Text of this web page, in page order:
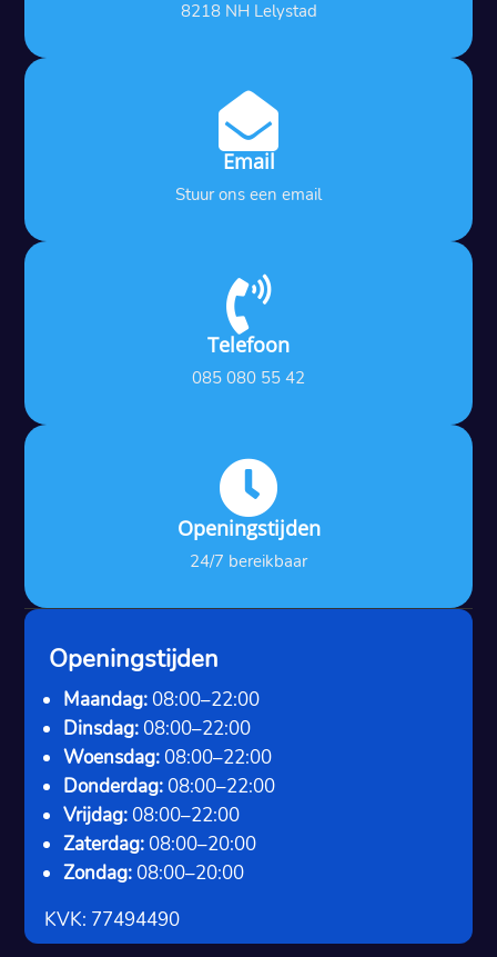
8218 NH Lelystad

Email
Stuur ons een email

Telefoon
085 080 55 42

Openingstijden
24/7 bereikbaar
Openingstijden
Maandag: 08:00–22:00
Dinsdag: 08:00–22:00
Woensdag: 08:00–22:00
Donderdag: 08:00–22:00
Vrijdag: 08:00–22:00
Zaterdag: 08:00–20:00
Zondag: 08:00–20:00
KVK: 77494490